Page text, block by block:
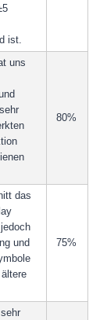
ist.
uns
80%
das
und
75%